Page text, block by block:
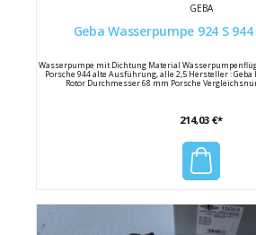
GEBA
Wasserpumpe mit Dichtung Material
Porsche 944 alte Ausführung, alle 2,5 Hersteller :
Rotor Durchmesser 68 mm Porsche
214,03 €*